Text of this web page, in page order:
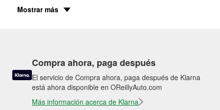
Mostrar más
Compra ahora, paga después
El servicio de Compra ahora, paga después de Klarna
está ahora disponible en OReillyAuto.com
Más información acerca de Klarna